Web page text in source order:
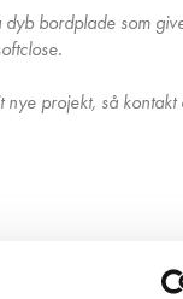
bordplade som
projekt, så kontakt